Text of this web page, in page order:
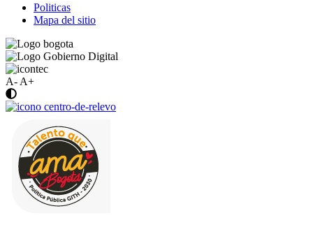
Politicas
Mapa del sitio
A- A+